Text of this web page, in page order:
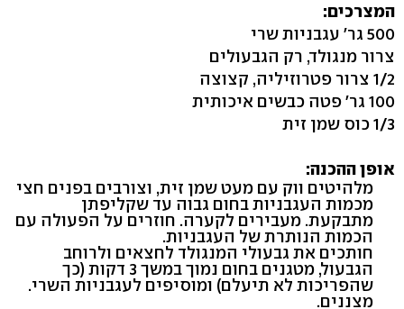
המצרכים:
500 גר' עגבניות שרי
צרור מנגולד, רק הגבעולים
1/2 צרור פטרוזיליה, קצוצה
100 גר' פטה כבשים איכותית
1/3 כוס שמן זית
אופן ההכנה:
מלהיטים ווק עם מעט שמן זית, וצורבים בפנים חצי
מכמות העגבניות בחום גבוה עד שקליפתן
מתבקעת. מעבירים לקערה. חוזרים על הפעולה עם
הכמות הנותרת של העגבניות.
חותכים את גבעולי המנגולד לחצאים ולרוחב
הגבעול, מטגנים בחום נמוך במשך 3 דקות (כך
שהפריכות לא תיעלם) ומוסיפים לעגבניות השרי.
מצננים.